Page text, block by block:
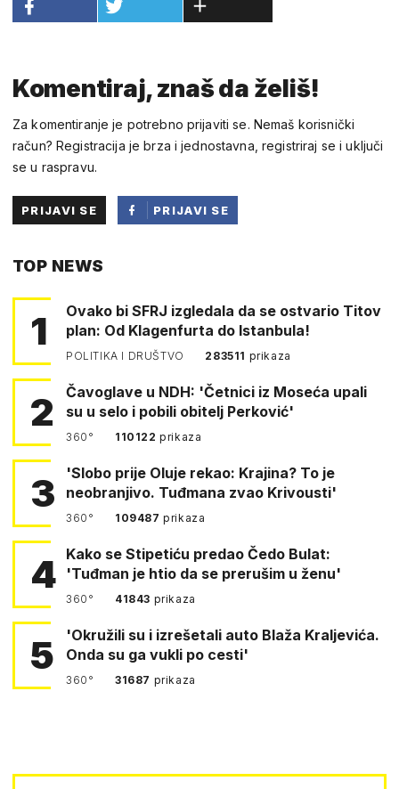
Komentiraj, znaš da želiš!
Za komentiranje je potrebno prijaviti se. Nemaš korisnički
račun? Registracija je brza i jednostavna, registriraj se i uključi
se u raspravu.
PRIJAVI SE
PRIJAVI SE
TOP NEWS
1
Ovako bi SFRJ izgledala da se ostvario Titov
plan: Od Klagenfurta do Istanbula!
POLITIKA I DRUŠTVO 283511 prikaza
2
Čavoglave u NDH: 'Četnici iz Moseća upali
su u selo i pobili obitelj Perković'
360° 110122prikaza
3
'Slobo prije Oluje rekao: Krajina? To je
neobranjivo. Tuđmana zvao Krivousti'
360° 109487prikaza
4 Kako se Stipetiću predao Čedo Bulat:
'Tuđman je htio da se prerušim u ženu'
360° 41843 prikaza
5
'Okružili su i izrešetali auto Blaža Kraljevića.
Onda su ga vukli po cesti'
360° 31687 prikaza